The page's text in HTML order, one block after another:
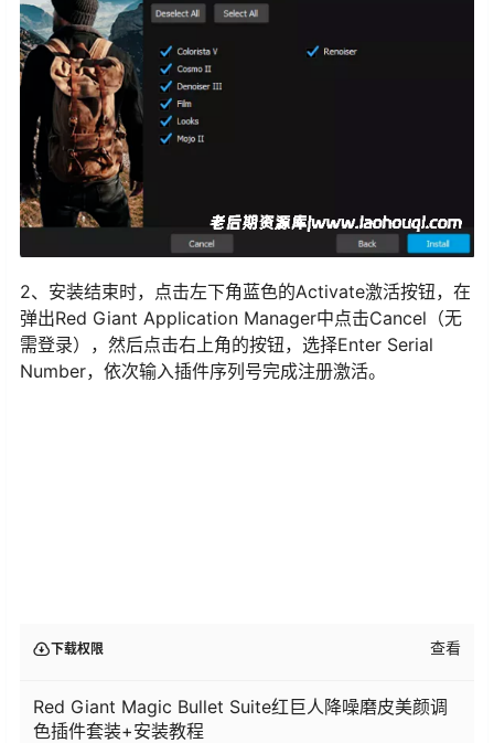
2、安装结束时，点击左下角蓝色的Activate激活按钮，在
弹出Red Giant Application Manager中点击Cancel（无
需登录），然后点击右上角的按钮，选择Enter Serial
Number，依次输入插件序列号完成注册激活。
下载权限 查看
Red Giant Magic Bullet Suite红巨人降噪磨皮美颜调
色插件套装+安装教程